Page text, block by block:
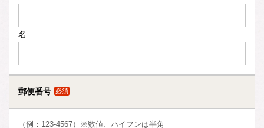
名
郵便番号 必須
（例：123-4567）※数値、ハイフンは半角